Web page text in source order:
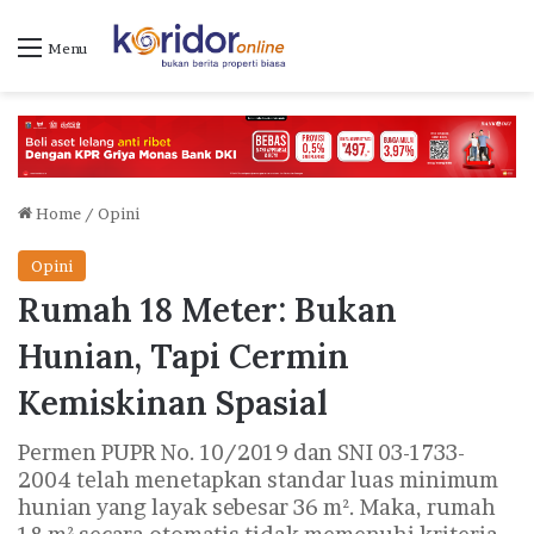
Menu
Home / Opini
Opini
Rumah 18 Meter: Bukan
Hunian, Tapi Cermin
Kemiskinan Spasial
Permen PUPR No. 10/2019 dan SNI 03-1733-
2004 telah menetapkan standar luas minimum
hunian yang layak sebesar 36 m². Maka, rumah